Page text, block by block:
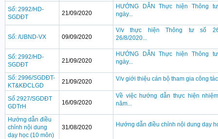
Số: 2992/HD-
SGDĐT
21/09/2020
HƯỚNG DẪN Thực hiện Thông tư
ngày...
Số: /UBND-VX 09/09/2020
V/v thực hiện Thông tư số 26/
26/8/2020...
Số: 2992/HD-
SGDĐT
21/09/2020
HƯỚNG DẪN Thực hiện Thông tư
ngày...
Số: 2996/SGDĐT-
KT&KĐCLGD
21/09/2020 V/v giới thiệu cán bộ tham gia công
Số 2927/SGDĐT
GDTrH
16/09/2020
Về việc hướng dẫn thực hiện
năm...
Hướng dẫn điều
chỉnh nội dung
dạy học (10 môn)
31/08/2020 Hướng dẫn điều chỉnh nội dung dạy